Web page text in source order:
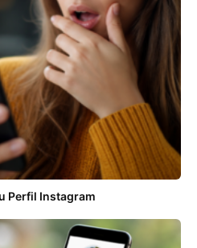
Perfil Instagram